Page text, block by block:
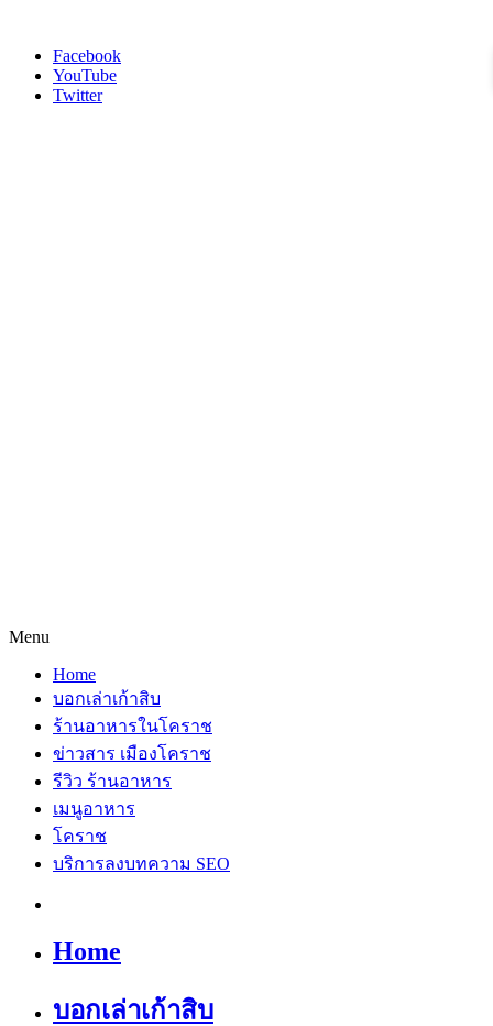
Facebook
YouTube
Twitter
Menu
Home
บอกเล่าเก้าสิบ
ร้านอาหารในโคราช
ข่าวสาร เมืองโคราช
รีวิว ร้านอาหาร
เมนูอาหาร
โคราช
บริการลงบทความ SEO
Home
บอกเล่าเก้าสิบ